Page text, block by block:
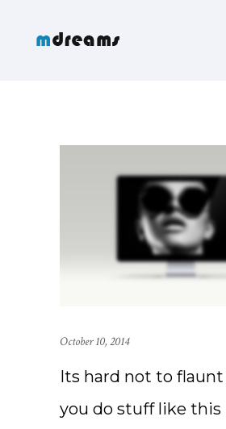
October 10, 2014
Its hard not to
you do stuff like this